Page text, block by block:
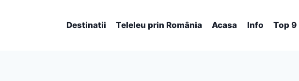
Destinatii Teleleu prin România Acasa Info Top 9